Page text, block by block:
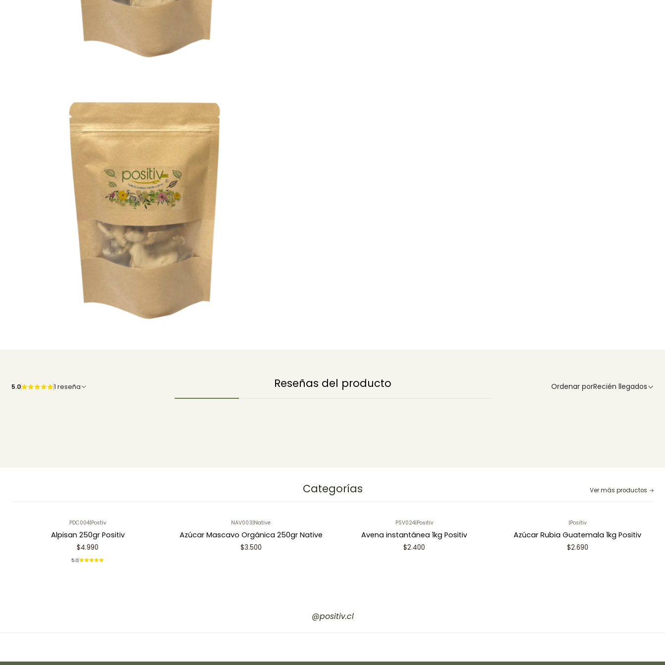
Reseñas del producto
5.0 1 reseña Ordenar porRecién llegados
Categorías Ver más productos
PDC004|Postiv
Alpisan 250gr Positiv
$4.990
5.0
NAV003|Native
Azúcar Mascavo Orgánica 250gr Native
$3.500
PSV024|Positiv
Avena instantánea 1kg Positiv
$2.400
|Positiv
Azúcar Rubia Guatemala 1kg Positiv
$2.690
@positiv.cl